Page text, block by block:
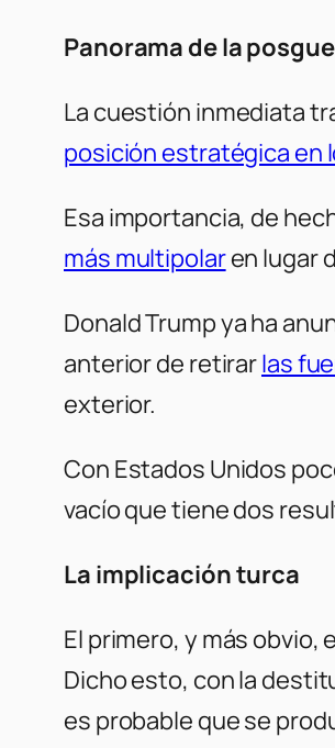
Panorama de la
La cuestión inmediata
posición estratégica en
Esa importancia, de
más multipolaren lugar
Donald Trump ya ha
anterior de retirarlas
exterior.
Con Estados Unidos
vacío que tiene dos
La implicación turca
El primero, y más obvio,
Dicho esto, con la
es probable que se